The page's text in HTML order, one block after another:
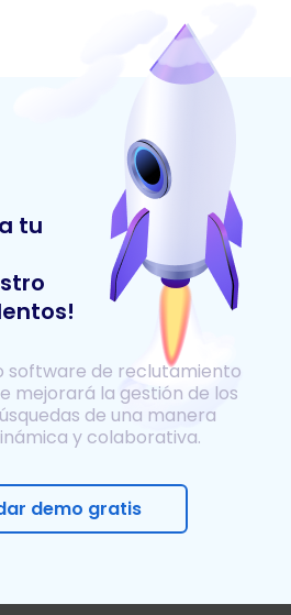
tu
software de reclutamiento
mejorará la gestión de los
de una manera
y colaborativa.
demo gratis